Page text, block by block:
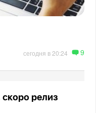
сегодня в 20:24 9
скоро релиз